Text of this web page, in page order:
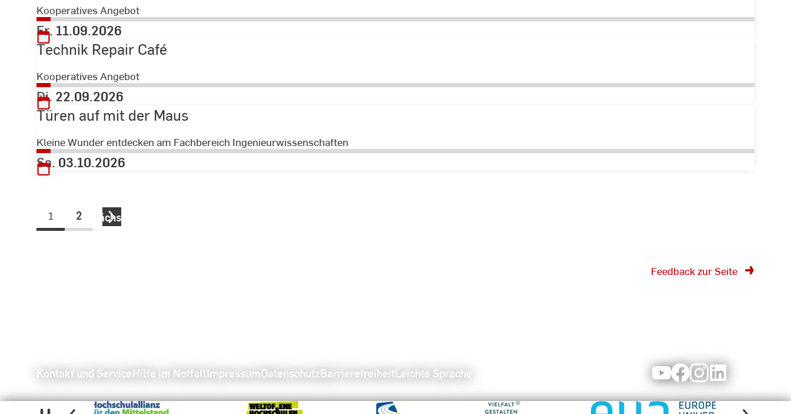
Kooperatives Angebot
Fr. 11.09.2026
Technik Repair Café
Kooperatives Angebot
Di. 22.09.2026
Türen auf mit der Maus
Kleine Wunder entdecken am Fachbereich Ingenieurwissenschaften
Sa. 03.10.2026
1 2 nächste
Feedback zur Seite
Kontakt und ServiceHilfe im NotfallImpressumDatenschutzBarrierefreiheitLeichte Sprache YoutubeFacebookInstagram